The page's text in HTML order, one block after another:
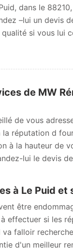
dans le
–lui un devis
si vous lui
de MW
de vous
la réputation d
à la hauteur de
lui le devis
à Le Puid et
être
effectuer si les
falloir
d'un meilleur